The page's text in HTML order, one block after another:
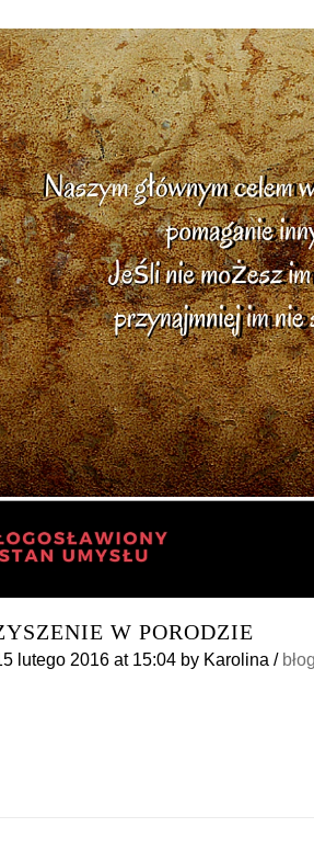
W PORODZIE
lutego 2016 at 15:04 by Karolina /